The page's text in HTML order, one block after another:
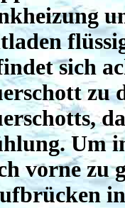
sich
zu
Um
vorne zu